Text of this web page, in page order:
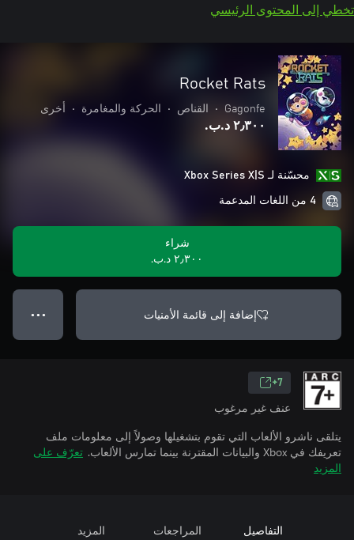
تخطي إلى المحتوى الرئيسي
Rocket Rats
Gagonfe
• القناص • الحركة والمغامرة • أخرى
٢٫٣٠٠ د.ب.‏
محسّنة لـ Xbox Series X|S
4 من اللغات المدعمة
شراء
٢٫٣٠٠ د.ب.‏
إضافة إلى قائمة الأمنيات ● ● ●
7+
عنف غير مرغوب
يتلقى ناشرو الألعاب التي تقوم بتشغيلها وصولاً إلى معلومات ملف
تعريفك في Xbox والبيانات المقترنة بينما تمارس الألعاب.
تعرّف على
المزيد
التفاصيل المراجعات المزيد